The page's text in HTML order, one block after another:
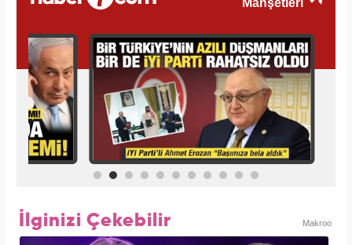
İlginizi Çekebilir Makroo